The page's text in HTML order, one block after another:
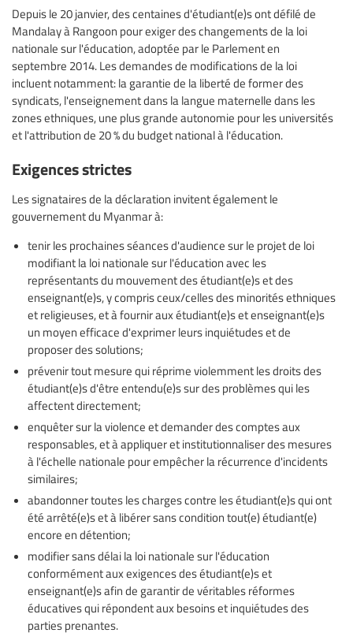
Depuis le 20 janvier, des centaines d'étudiant(e)s ont défilé de
Mandalay à Rangoon pour exiger des changements de la loi
nationale sur l'éducation, adoptée par le Parlement en
septembre 2014. Les demandes de modifications de la loi
incluent notamment: la garantie de la liberté de former des
syndicats, l'enseignement dans la langue maternelle dans les
zones ethniques, une plus grande autonomie pour les universités
et l'attribution de 20 % du budget national à l'éducation.
Exigences strictes
Les signataires de la déclaration invitent également le
gouvernement du Myanmar à:
tenir les prochaines séances d'audience sur le projet de loi
modifiant la loi nationale sur l'éducation avec les
représentants du mouvement des étudiant(e)s et des
enseignant(e)s, y compris ceux/celles des minorités ethniques
et religieuses, et à fournir aux étudiant(e)s et enseignant(e)s
un moyen efficace d'exprimer leurs inquiétudes et de
proposer des solutions;
prévenir tout mesure qui réprime violemment les droits des
étudiant(e)s d'être entendu(e)s sur des problèmes qui les
affectent directement;
enquêter sur la violence et demander des comptes aux
responsables, et à appliquer et institutionnaliser des mesures
à l'échelle nationale pour empêcher la récurrence d'incidents
similaires;
abandonner toutes les charges contre les étudiant(e)s qui ont
été arrêté(e)s et à libérer sans condition tout(e) étudiant(e)
encore en détention;
modifier sans délai la loi nationale sur l'éducation
conformément aux exigences des étudiant(e)s et
enseignant(e)s afin de garantir de véritables réformes
éducatives qui répondent aux besoins et inquiétudes des
parties prenantes.